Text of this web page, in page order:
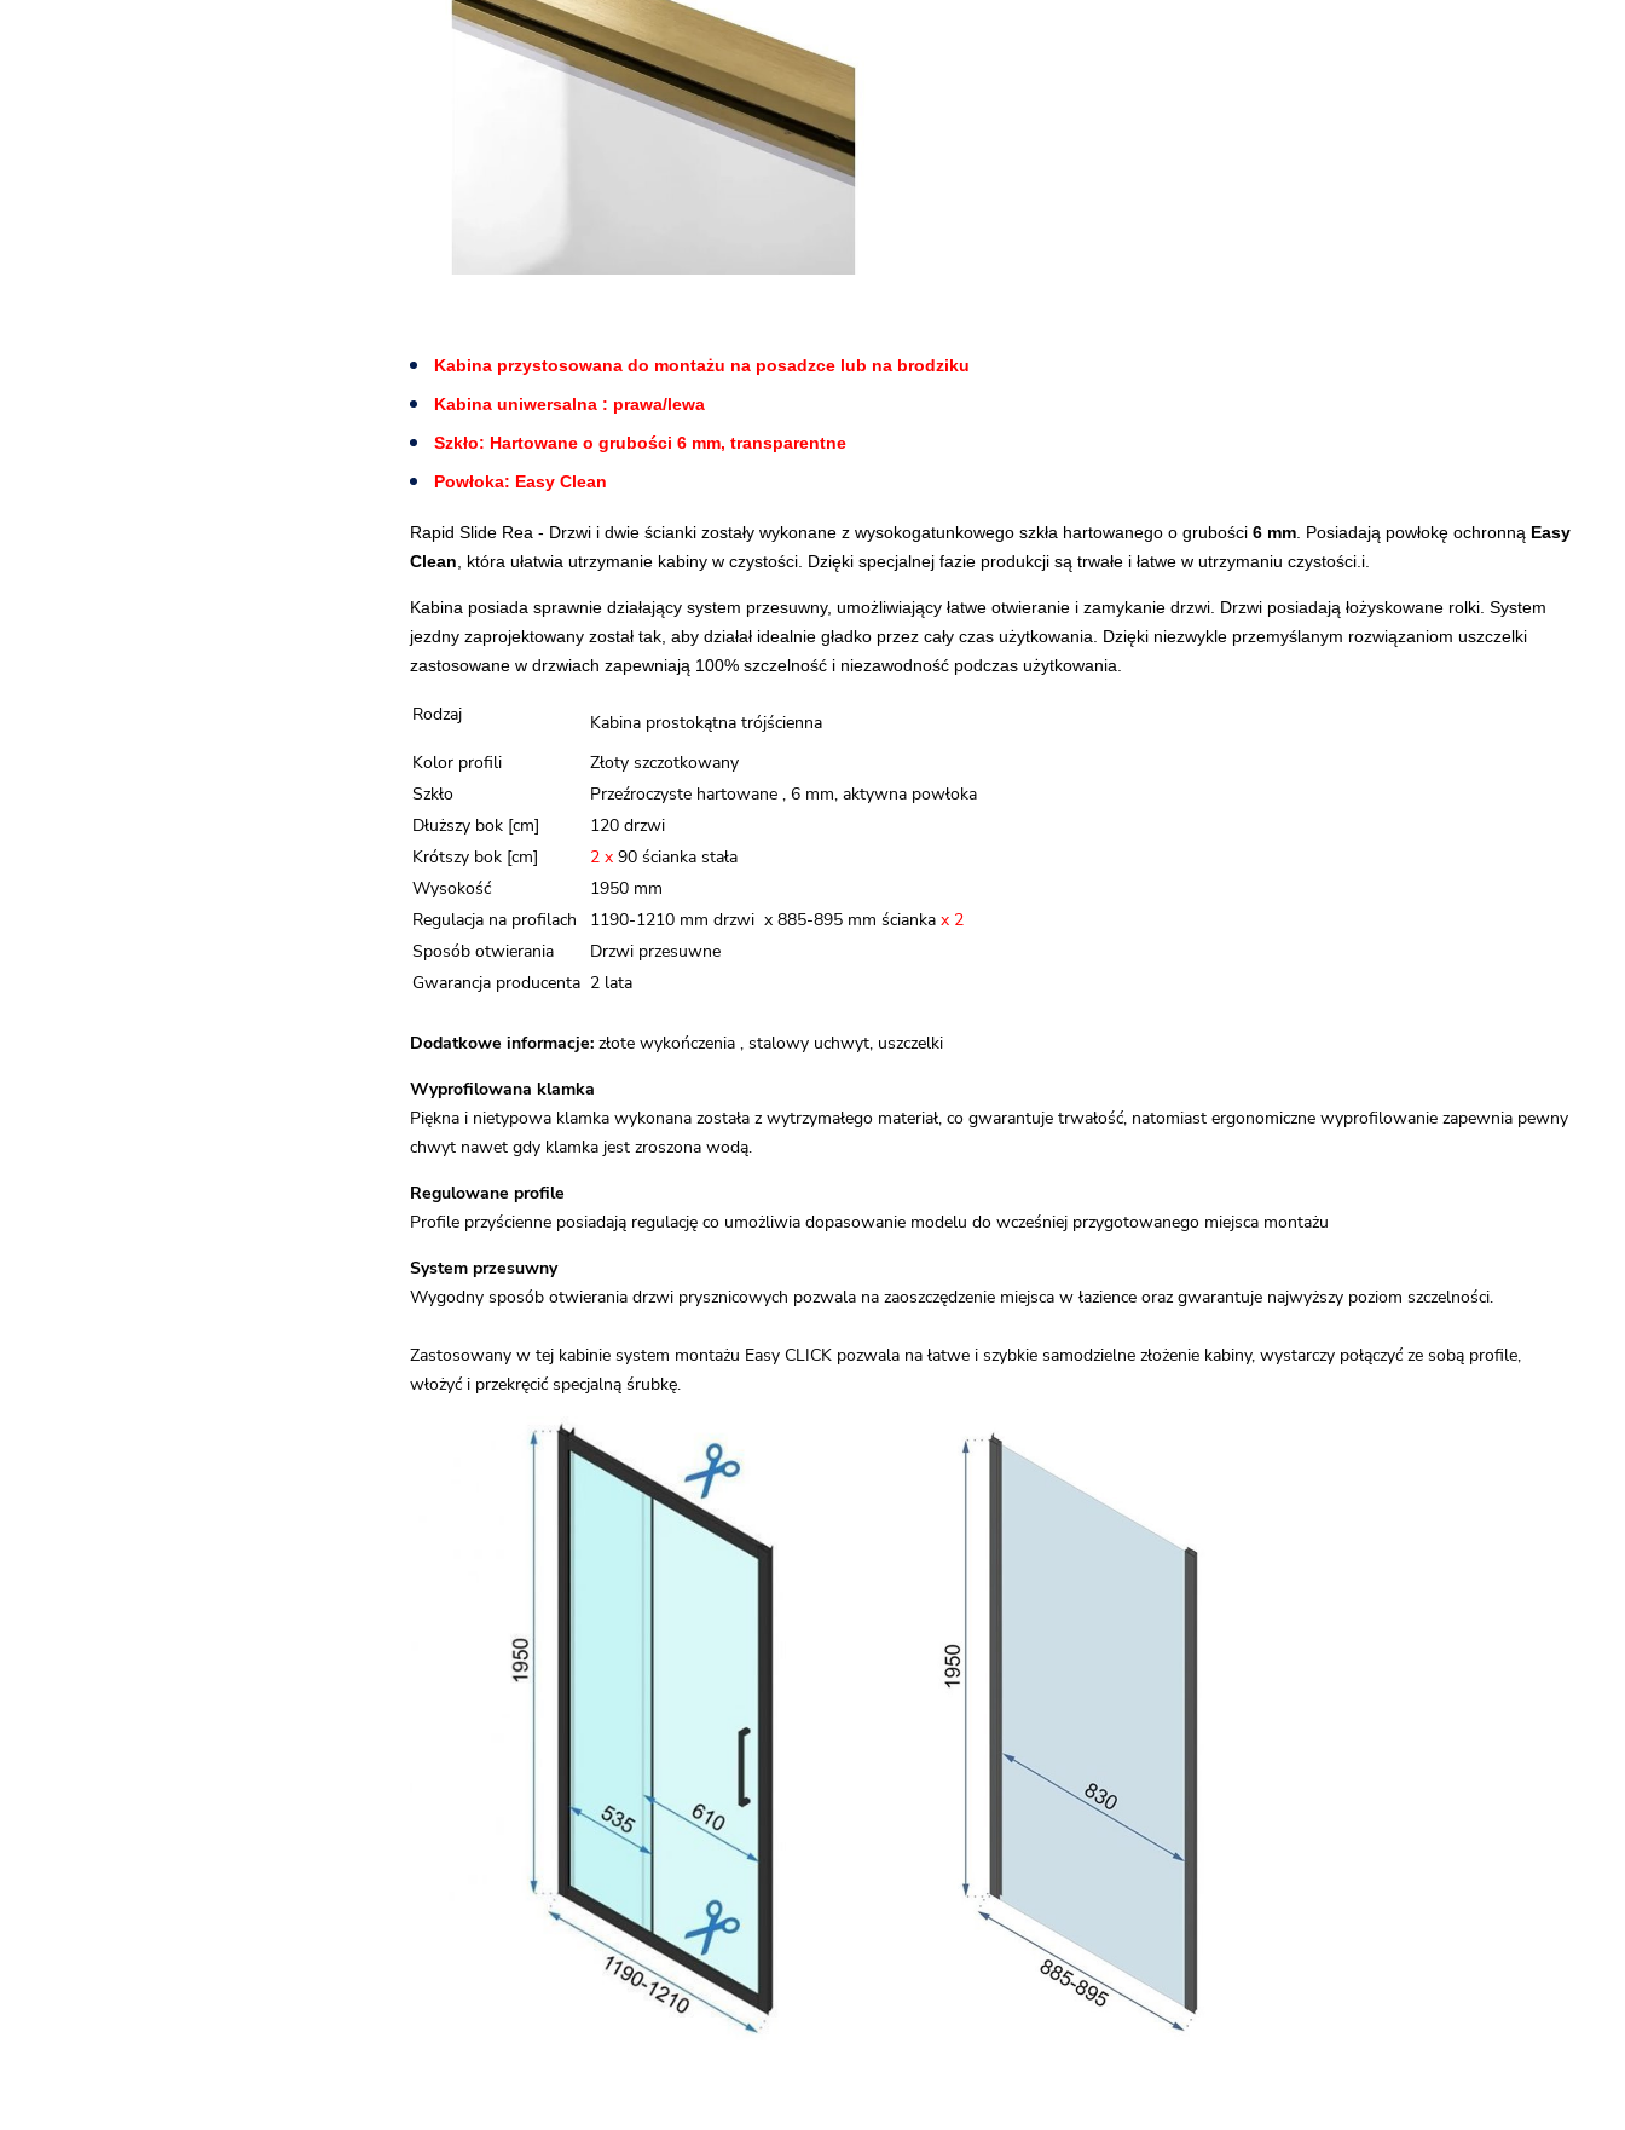
Kabina przystosowana do montażu na posadzce lub na brodziku
Kabina uniwersalna : prawa/lewa
Szkło: Hartowane o grubości 6 mm, transparentne
Powłoka: Easy Clean
Rapid Slide Rea - Drzwi i dwie ścianki zostały wykonane z wysokogatunkowego szkła hartowanego o grubości 6 mm . Posiadają powłokę ochronną Easy
Clean , która ułatwia utrzymanie kabiny w czystości. Dzięki specjalnej fazie produkcji są trwałe i łatwe w utrzymaniu czystości.i.
Kabina posiada sprawnie działający system przesuwny, umożliwiający łatwe otwieranie i zamykanie drzwi. Drzwi posiadają łożyskowane rolki. System
jezdny zaprojektowany został tak, aby działał idealnie gładko przez cały czas użytkowania. Dzięki niezwykle przemyślanym rozwiązaniom uszczelki
zastosowane w drzwiach zapewniają 100% szczelność i niezawodność podczas użytkowania.
Rodzaj
Kabina prostokątna trójścienna
Kolor profili
Złoty szczotkowany
Szkło
Przeźroczyste hartowane , 6 mm, aktywna powłoka
Dłuższy bok [cm]
120 drzwi
Krótszy bok [cm]
2 x 90 ścianka stała
Wysokość
1950 mm
Regulacja na profilach
1190-1210 mm drzwi x 885-895 mm ścianka x 2
Sposób otwierania
Drzwi przesuwne
Gwarancja producenta 2 lata
Dodatkowe informacje: złote wykończenia , stalowy uchwyt, uszczelki
Wyprofilowana klamka
Piękna i nietypowa klamka wykonana została z wytrzymałego materiał, co gwarantuje trwałość, natomiast ergonomiczne wyprofilowanie zapewnia pewny
chwyt nawet gdy klamka jest zroszona wodą.
Regulowane profile
Profile przyścienne posiadają regulację co umożliwia dopasowanie modelu do wcześniej przygotowanego miejsca montażu
System przesuwny
Wygodny sposób otwierania drzwi prysznicowych pozwala na zaoszczędzenie miejsca w łazience oraz gwarantuje najwyższy poziom szczelności.
Zastosowany w tej kabinie system montażu Easy CLICK pozwala na łatwe i szybkie samodzielne złożenie kabiny, wystarczy połączyć ze sobą profile,
włożyć i przekręcić specjalną śrubkę.